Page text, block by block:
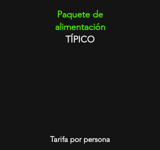
Paquete de
alimentación
TÍPICO
Tarifa por persona